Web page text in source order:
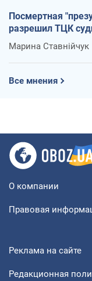
Посмертная
разрешил ТЦК
Марина Ставнійчук
Все мнения
О компании
Правовая
Реклама на сайте
Редакционная